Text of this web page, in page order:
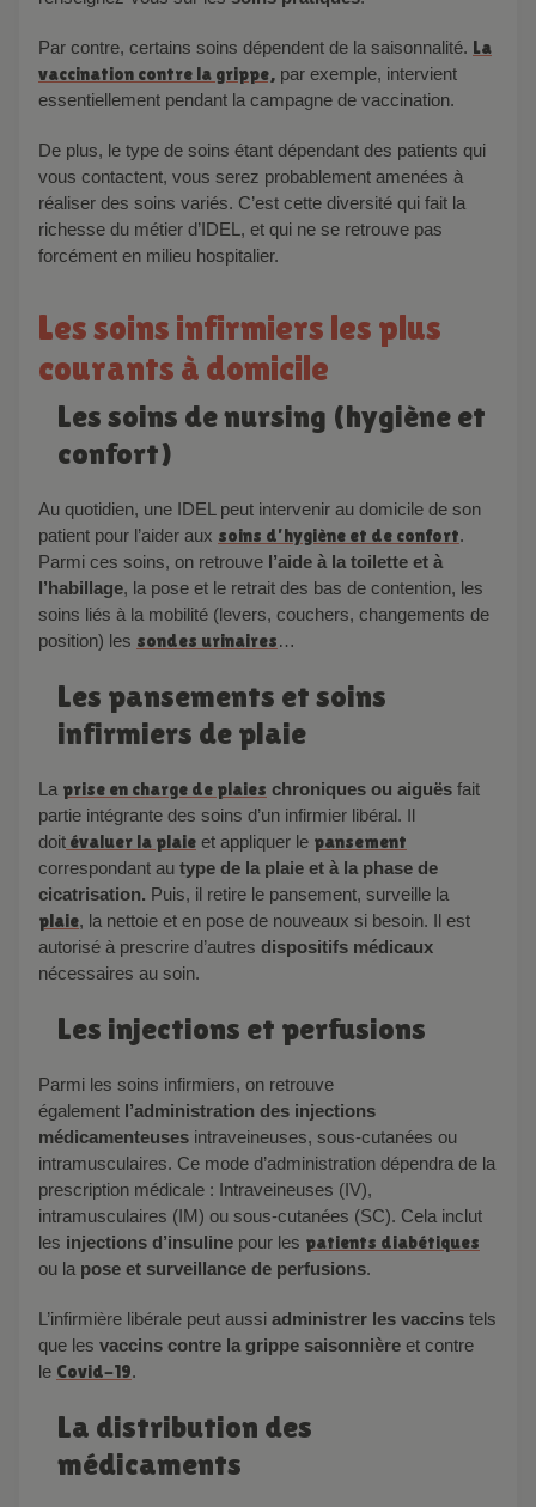
Par contre, certains soins dépendent de la saisonnalité. La
vaccination contre la grippe, par exemple, intervient
essentiellement pendant la campagne de vaccination.
De plus, le type de soins étant dépendant des patients qui
vous contactent, vous serez probablement amenées à
réaliser des soins variés. C’est cette diversité qui fait la
richesse du métier d’IDEL, et qui ne se retrouve pas
forcément en milieu hospitalier.
Les soins infirmiers les plus
courants à domicile
Les soins de nursing (hygiène et
confort)
Au quotidien, une IDEL peut intervenir au domicile de son
patient pour l’aider aux soins d’hygiène et de confort.
Parmi ces soins, on retrouve l’aide à la toilette et à
l’habillage, la pose et le retrait des bas de contention, les
soins liés à la mobilité (levers, couchers, changements de
position) les sondes urinaires…
Les pansements et soins
infirmiers de plaie
La prise en charge de plaies chroniques ou aiguës fait
partie intégrante des soins d’un infirmier libéral. Il
doit évaluer la plaie et appliquer le pansement
correspondant au type de la plaie et à la phase de
cicatrisation. Puis, il retire le pansement, surveille la
plaie, la nettoie et en pose de nouveaux si besoin. Il est
autorisé à prescrire d’autres dispositifs médicaux
nécessaires au soin.
Les injections et perfusions
Parmi les soins infirmiers, on retrouve
également l’administration des injections
médicamenteuses intraveineuses, sous-cutanées ou
intramusculaires. Ce mode d’administration dépendra de la
prescription médicale : Intraveineuses (IV),
intramusculaires (IM) ou sous-cutanées (SC). Cela inclut
les injections d’insuline pour les patients diabétiques
ou la pose et surveillance de perfusions.
L’infirmière libérale peut aussi administrer les vaccins tels
que les vaccins contre la grippe saisonnière et contre
le Covid-19.
La distribution des
médicaments